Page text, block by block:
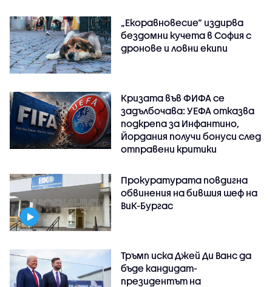
„Екоравновесие“ издирва
бездомни кучета в София с
дронове и ловни екипи
Кризата във ФИФА се
задълбочава: УЕФА отказва
подкрепа за Инфантино,
Йордания получи бонуси след
отправени критики
Прокуратурата повдигна
обвинения на бившия шеф на
ВиК-Бургас
Тръмп иска Джей Ди Ванс да
бъде кандидат-
президентът на